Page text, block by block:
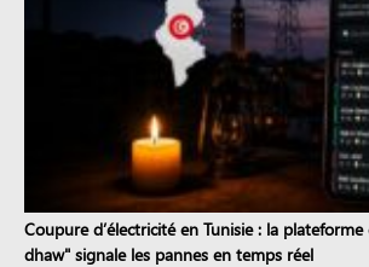
Coupure d’électricité en Tunisie : la
dhaw" signale les pannes en temps réel